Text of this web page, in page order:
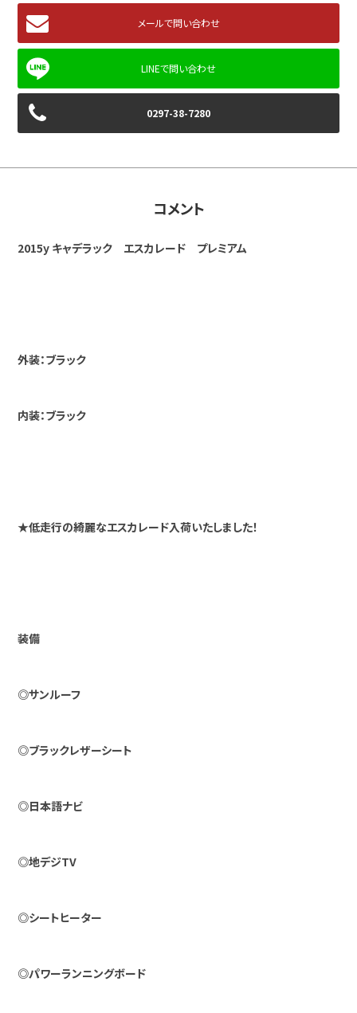
メールで問い合わせ
0297-38-7280
コメント
2015y キャデラック エスカレード プレミアム
外装：ブラック
内装：ブラック
★低走行の綺麗なエスカレード入荷いたしました！
装備
◎サンルーフ
◎ブラックレザーシート
◎日本語ナビ
◎地デジTV
◎シートヒーター
◎パワーランニングボード